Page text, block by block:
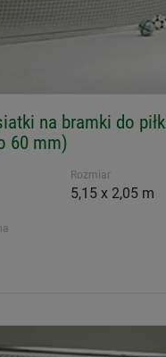
na bramki do
60 mm)
Rozmiar
5,15 x 2,05 m